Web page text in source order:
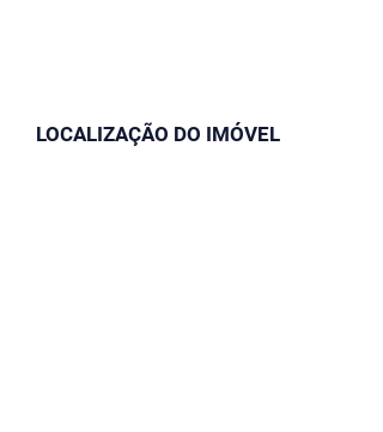
LOCALIZAÇÃO DO IMÓVEL